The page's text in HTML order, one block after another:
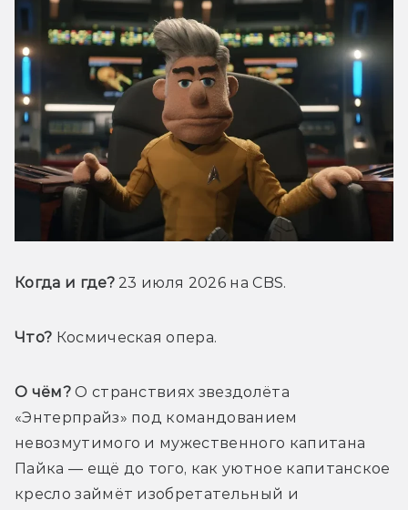
Когда и где? 23 июля 2026 на CBS.
Что? Космическая опера.
О чём? О странствиях звездолёта
«Энтерпрайз» под командованием
невозмутимого и мужественного капитана
Пайка — ещё до того, как уютное капитанское
кресло займёт изобретательный и